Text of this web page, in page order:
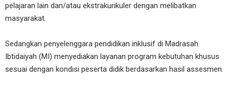
pelajaran lain dan/atau ekstrakurikuler dengan melibatkan
masyarakat.
Sedangkan penyelenggara pendidikan inklusif di Madrasah
Ibtidaiyah (MI) menyediakan layanan program kebutuhan khusus
sesuai dengan kondisi peserta didik berdasarkan hasil assesmen.